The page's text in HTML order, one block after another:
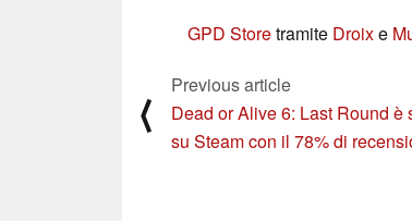
GPD Storetramite Droixe
⟨
Previous article
Dead or Alive 6: Last Round è
su Steam con il 78% di